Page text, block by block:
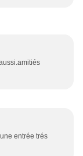
entrée trés